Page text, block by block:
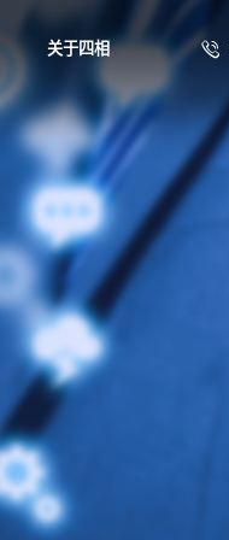
关于四相